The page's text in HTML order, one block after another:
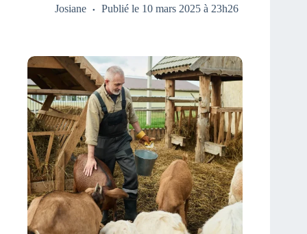
Josiane
Publié le 10 mars 2025 à 23h26